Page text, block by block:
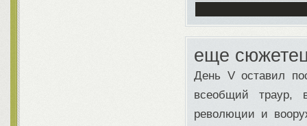
еще
День V оставил
всеобщий траур,
революции и